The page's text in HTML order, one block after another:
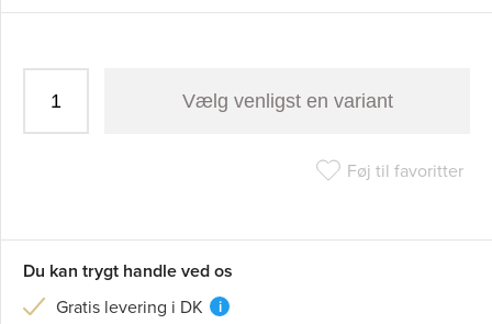
Vælg venligst en variant
Føj til favoritter
Du kan trygt handle ved os
Gratis levering i DK i